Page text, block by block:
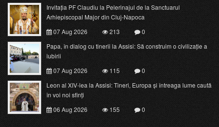
Invitația PF Claudiu la Pelerinajul de la Sanctuarul
Arhiepiscopal Major din Cluj-Napoca
07 Aug 2026
213
0
Papa, în dialog cu tinerii la Assisi: Să construim o civilizație a
iubirii
07 Aug 2026
115
0
Leon al XIV-lea la Assisi: Tineri, Europa și întreaga lume caută
în voi noi sfinți
06 Aug 2026
155 0